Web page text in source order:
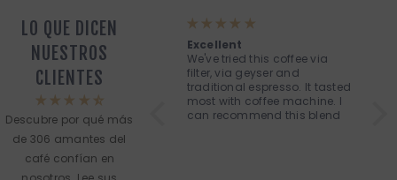
LO QUE DICEN
NUESTROS
CLIENTES
Descubre por qué más
de 306 amantes del
café confían en
Perfecto servicio
Ningún pero, reicibí lo pedido
rápidamente. Recomendo la
tienda.
Excellent
We've tried this coffee via
filter, via geyser and
traditional espresso. It tasted
most with coffee machine. I
can recommend this blend